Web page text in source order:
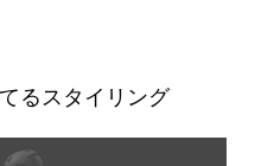
るスタイリング